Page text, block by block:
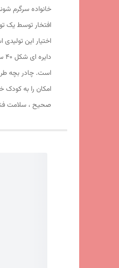
خانواده سرگرم
افتخار توسط یک
اختیار این
امکان را به کودک
صحیح ، سلامت